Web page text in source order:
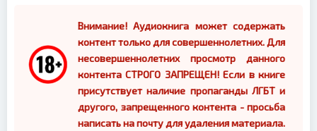
Внимание! Аудиокнига может содержать
контент только для совершеннолетних. Для
несовершеннолетних просмотр данного
контента СТРОГО ЗАПРЕЩЕН! Если в книге
присутствует наличие пропаганды ЛГБТ и
другого, запрещенного контента - просьба
написать на почту для удаления материала.